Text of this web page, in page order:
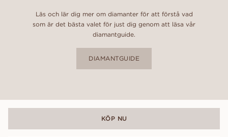
Läs och lär dig mer om diamanter för att förstå vad
som är det bästa valet för just dig genom att läsa vår
diamantguide.
DIAMANTGUIDE
KÖP NU